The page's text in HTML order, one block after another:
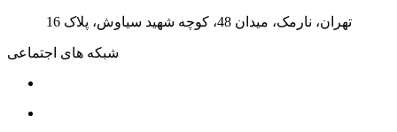
تهران، نارمک، میدان 48، کوچه شهید سیاوش، پلاک 16
شبکه های اجتماعی